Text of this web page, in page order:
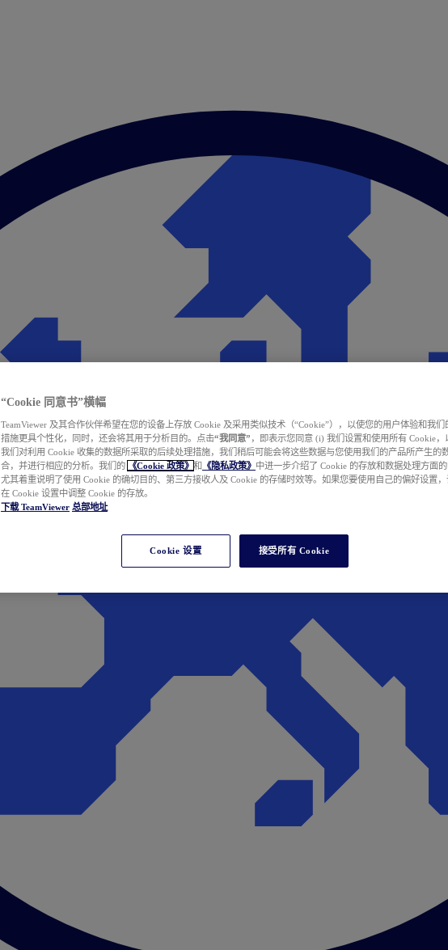
“Cookie 同意书”横幅
TeamViewer 及其合作伙伴希望在您的设备上存放 Cookie 及采用类似技术（“Cookie”），以使您的用户体验和我们
措施更具个性化，同时，还会将其用于分析目的。点击“我同意” ，即表示您同意 (i) 我们设置和使用所有 Cookie，
我们对利用 Cookie 收集的数据所采取的后续处理措施，我们稍后可能会将这些数据与您使用我们的产品所产生的
合，并进行相应的分析。我们的
《Cookie 政策》 和 《隐私政策》 中进一步介绍了 Cookie 的存放和数据处理方面的
尤其着重说明了使用 Cookie 的确切目的、第三方接收人及 Cookie 的存储时效等。如果您要使用自己的偏好设置
在 Cookie 设置中调整 Cookie 的存放。
下载 TeamViewer 总部地址
Cookie 设置 接受所有 Cookie